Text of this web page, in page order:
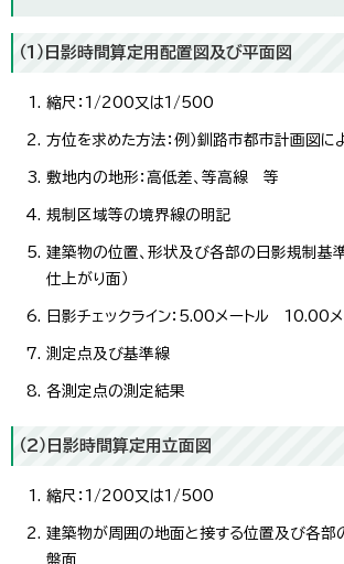
（1）日影時間算定用配置図及び平面図
縮尺：1/200又は1/500
方位を求めた方法：例）釧路市都市計画図に
敷地内の地形：高低差、等高線 等
規制区域等の境界線の明記
建築物の位置、形状及び各部の日影規制基
仕上がり面）
日影チェックライン：5.00メートル 10.00メ
測定点及び基準線
各測定点の測定結果
（2）日影時間算定用立面図
縮尺：1/200又は1/500
建築物が周囲の地面と接する位置及び各部
盤面